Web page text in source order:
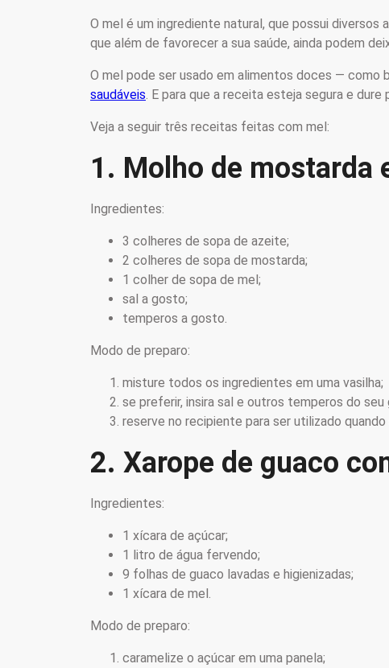
O mel é um ingrediente natural, que possui
que além de favorecer a sua saúde, ainda podem
O mel pode ser usado em alimentos doces —
saudáveis. E para que a receita esteja segura e
Veja a seguir três receitas feitas com mel:
1. Molho de mostarda
Ingredientes:
3 colheres de sopa de azeite;
2 colheres de sopa de mostarda;
1 colher de sopa de mel;
sal a gosto;
temperos a gosto.
Modo de preparo:
misture todos os ingredientes em uma vasilha;
se preferir, insira sal e outros temperos do seu
reserve no recipiente para ser utilizado quando
2. Xarope de guaco
Ingredientes:
1 xícara de açúcar;
1 litro de água fervendo;
9 folhas de guaco lavadas e higienizadas;
1 xícara de mel.
Modo de preparo:
caramelize o açúcar em uma panela;